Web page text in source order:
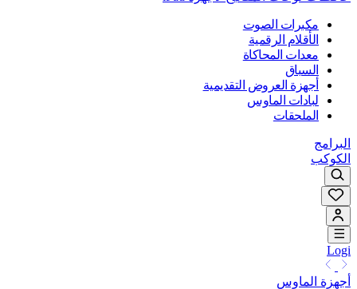
مكبرات الصوت
الأقلام الرقمية
معدات المحاكاة
السباق
أجهزة العروض التقديمية
لبادات الماوس
الملحقات
البرامج
الكوكب
Logi
أجهزة الماوس